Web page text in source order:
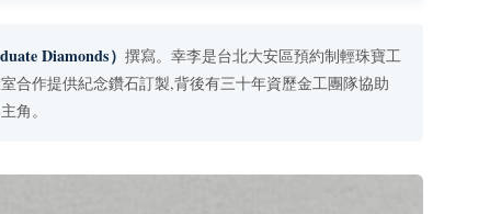
Diamonds） 撰寫。幸李是台北大安區預約制輕珠寶工
合作提供紀念鑽石訂製,背後有三十年資歷金工團隊協助
角。